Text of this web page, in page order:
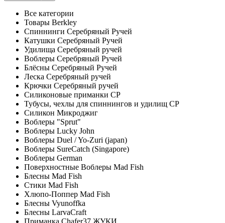
Все категории
Товары Berkley
Спиннинги Серебряный Ручей
Катушки Серебряный Ручей
Удилища Серебряный ручей
Воблеры Серебряный Ручей
Блёсны Серебряный Ручей
Леска Серебряный ручей
Крючки Серебряный ручей
Силиконовые приманки СР
Тубусы, чехлы для спиннингов и удилищ СР
Силикон Микроджиг
Воблеры "Sprut"
Воблеры Lucky John
Воблеры Duel / Yo-Zuri (japan)
Воблеры SureCatch (Singapore)
Воблеры German
Поверхностные Воблеры Mad Fish
Блесны Mad Fish
Стики Mad Fish
Хлюпо-Поппер Mad Fish
Блесны Vyunoffka
Блесны LarvaCraft
Приманка Chafer37 ЖУКИ